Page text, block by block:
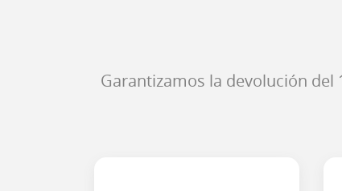
Garantizamos la devolución